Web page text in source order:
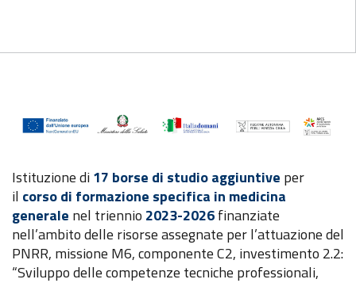
Istituzione di17 borse di studio aggiuntive per
il corso di formazione specifica in medicina
generale nel triennio 2023-2026finanziate
nell’ambito delle risorse assegnate per l’attuazione del
PNRR, missione M6, componente C2, investimento 2.2:
“Sviluppo delle competenze tecniche professionali,